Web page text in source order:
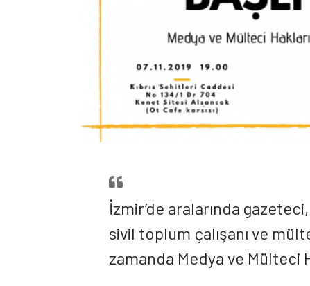
İzmir’de aralarında
sivil toplum çalışanı ve
zamanda Medya ve Mülteci